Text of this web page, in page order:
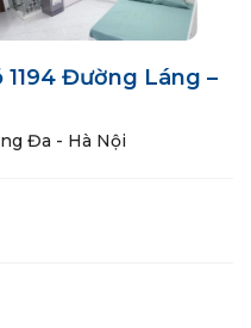
Đường Láng –
Đa - Hà Nội